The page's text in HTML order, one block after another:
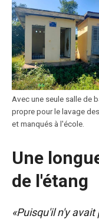
Avec une seule salle de
propre pour le lavage
et manqués à l'école.
Une
de l'étang
«Puisqu'il n'y